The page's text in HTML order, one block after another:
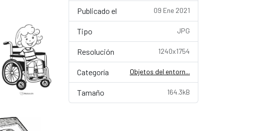
Publicado el 09 Ene 2021
Tipo JPG
Resolución 1240x1754
Categoría Objetos del entorn...
Tamaño 164.3kB